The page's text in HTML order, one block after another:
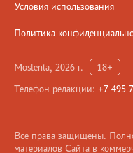
Условия использования
Политика
Moslenta, 2026 г.
18+
Телефон редакции: +7 495
Все права защищены.
материалов Сайта в